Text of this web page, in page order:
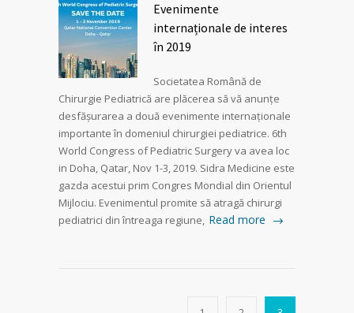
Evenimente
internaționale de interes
în 2019
Societatea Română de
Chirurgie Pediatrică are plăcerea să vă anunțe
desfășurarea a două evenimente internaționale
importante în domeniul chirurgiei pediatrice. 6th
World Congress of Pediatric Surgery va avea loc
in Doha, Qatar, Nov 1-3, 2019. Sidra Medicine este
gazda acestui prim Congres Mondial din Orientul
Mijlociu. Evenimentul promite să atragă chirurgi
pediatrici din întreaga regiune, Read more